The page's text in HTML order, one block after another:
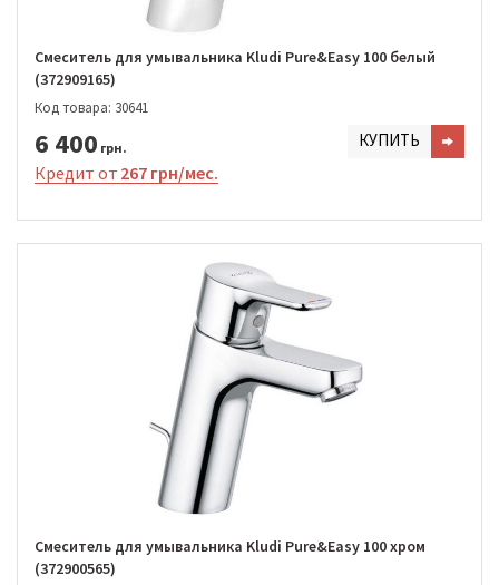
Cмеситель для умывальника Kludi Pure&Easy 100 белый
(372909165)
Код товара: 30641
6 400 грн. КУПИТЬ
Кредит от 267 грн/мес.
Cмеситель для умывальника Kludi Pure&Easy 100 хром
(372900565)